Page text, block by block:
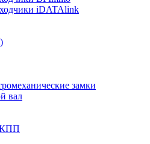
iDATAlink
замки
вал
КПП